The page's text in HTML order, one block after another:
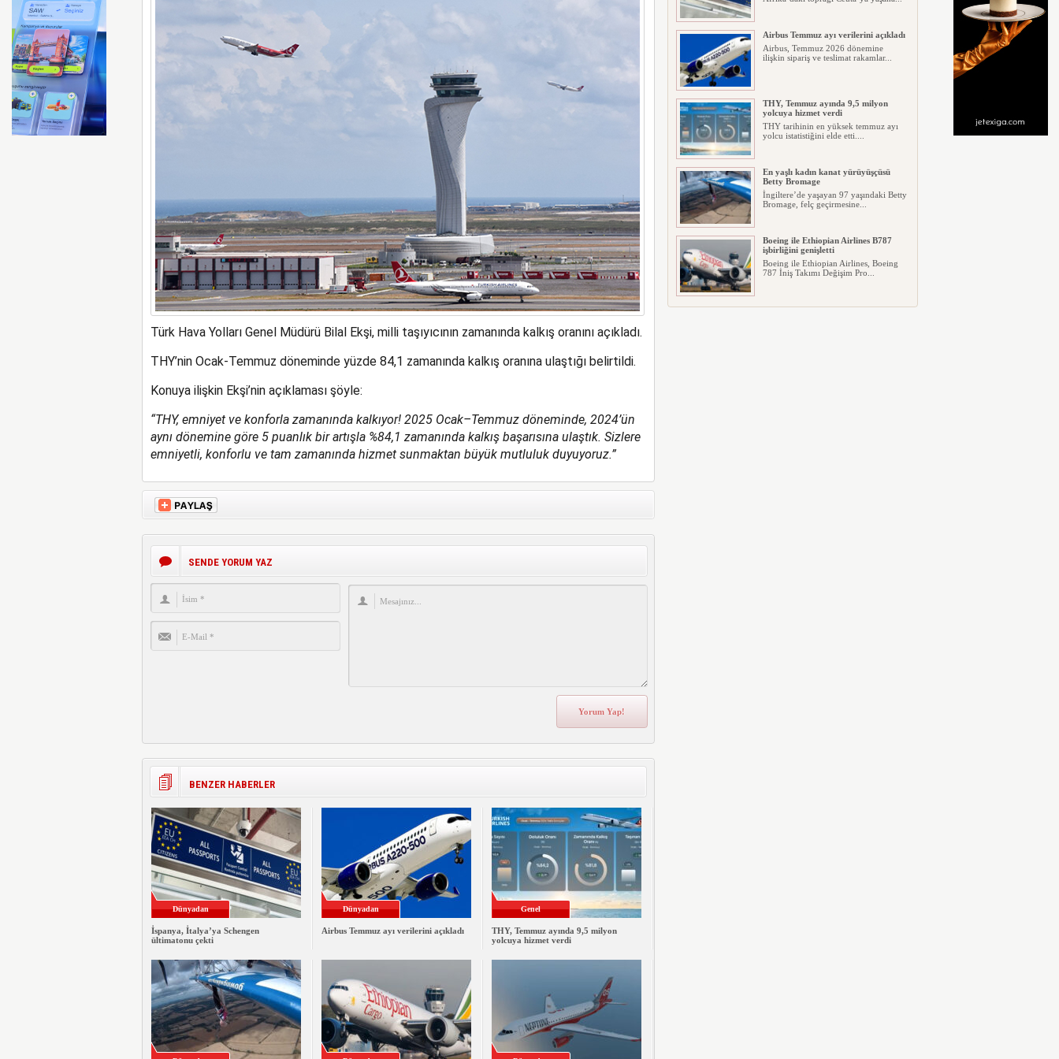
Emirates ile Arsenal sözleşmeyi 2033 yılına uzattı
Türk Hava Yolları Genel Müdürü Bilal Ekşi, milli taşıyıcının zamanında kalkış oranını açıkladı.
THY’nin Ocak-Temmuz döneminde yüzde 84,1 zamanında kalkış oranına ulaştığı belirtildi.
Konuya ilişkin Ekşi’nin açıklaması şöyle:
“THY, emniyet ve konforla zamanında kalkıyor!2025 Ocak–Temmuz döneminde, 2024’ün
aynı dönemine göre 5 puanlık bir artışla %84,1 zamanında kalkış başarısına ulaştık. Sizlere
emniyetli, konforlu ve tam zamanında hizmet sunmaktan büyük mutluluk duyuyoruz.”
SENDE YORUM YAZ
BENZER HABERLER
Dünyadan
İspanya, İtalya’ya Schengen
ültimatonu çekti
Dünyadan
Airbus Temmuz ayı verilerini açıkladı
Genel
THY, Temmuz ayında 9,5 milyon
yolcuya hizmet verdi
Airbus Temmuz ayı verilerini açıkladı
Airbus, Temmuz 2026 dönemine
ilişkin sipariş ve teslimat rakamlar...
THY, Temmuz ayında 9,5 milyon
yolcuya hizmet verdi
THY tarihinin en yüksek temmuz ayı
yolcu istatistiğini elde etti....
En yaşlı kadın kanat yürüyüşçüsü
Betty Bromage
İngiltere’de yaşayan 97 yaşındaki Betty
Bromage, felç geçirmesine...
Boeing ile Ethiopian Airlines B787
işbirliğini genişletti
Boeing ile Ethiopian Airlines, Boeing
787 İniş Takımı Değişim Pro...
A319 orman yangınlarında